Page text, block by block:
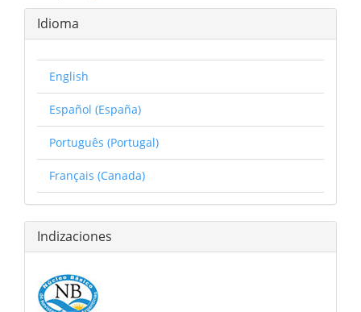
Idioma
English
Español (España)
Português (Portugal)
Français (Canada)
Indizaciones